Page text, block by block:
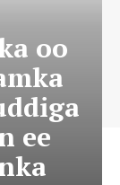
oo
ee